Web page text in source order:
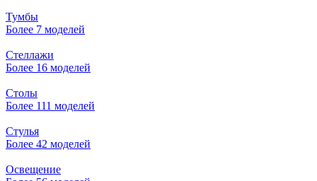
Тумбы
Более 7 моделей
Стеллажи
Более 16 моделей
Столы
Более 111 моделей
Стулья
Более 42 моделей
Освещение